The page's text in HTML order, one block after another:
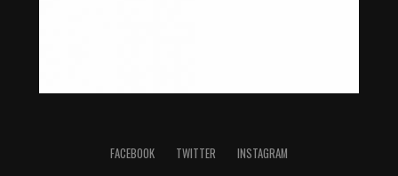
FACEBOOK TWITTER INSTAGRAM